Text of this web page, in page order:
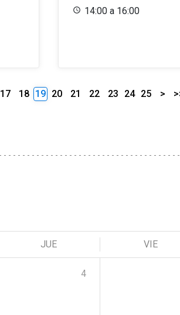
14:00 a 16:00
17 18 19 20 21 22 23 24 25 >
JUE VIE
4